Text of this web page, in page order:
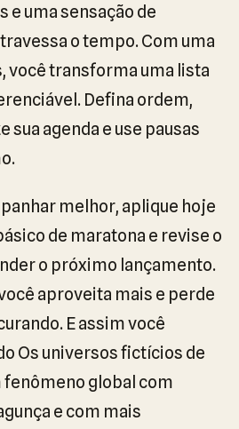
e uma sensação de
o tempo. Com uma
você transforma uma lista
Defina ordem,
sua agenda e use pausas
melhor, aplique hoje
de maratona e revise o
o próximo lançamento.
aproveita mais e perde
E assim você
Os universos fictícios de
global com
e com mais